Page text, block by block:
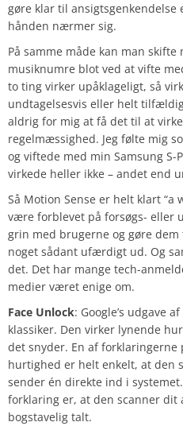
gøre klar til
hånden nærmer sig.
På samme måde kan man skifte
musiknumre blot ved at vifte
to ting virker upåklageligt, så
undtagelsesvis eller helt
aldrig for mig at få det til at
regelmæssighed. Jeg følte mig
og viftede med min Samsung
virkede heller ikke – andet end
Så Motion Sense er helt klart “a
være forblevet på forsøgs- eller
grin med brugerne og gøre
noget sådant ufærdigt ud. Og
det. Det har mange tech-
medier været enige om.
Face Unlock: Google’s udgave
klassiker. Den virker lynende
det snyder. En af forklaringerne
hurtighed er helt enkelt, at den
sender én direkte ind i
forklaring er, at den scanner dit
bogstavelig talt.